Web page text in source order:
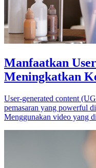
Manfaatkan
Meningkatkan
User-generated content
pemasaran yang powerful
Menggunakan video yang